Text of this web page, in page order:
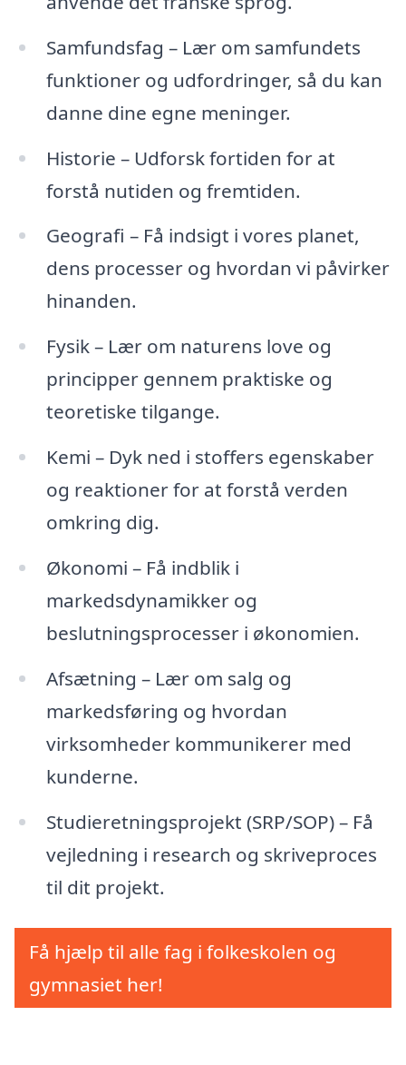
Samfundsfag – Lær om samfundets
funktioner og udfordringer, så du kan
danne dine egne meninger.
Historie – Udforsk fortiden for at
forstå nutiden og fremtiden.
Geografi – Få indsigt i vores planet,
dens processer og hvordan vi påvirker
hinanden.
Fysik – Lær om naturens love og
principper gennem praktiske og
teoretiske tilgange.
Kemi – Dyk ned i stoffers egenskaber
og reaktioner for at forstå verden
omkring dig.
Økonomi – Få indblik i
markedsdynamikker og
beslutningsprocesser i økonomien.
Afsætning – Lær om salg og
markedsføring og hvordan
virksomheder kommunikerer med
kunderne.
Studieretningsprojekt (SRP/SOP) – Få
vejledning i research og skriveproces
til dit projekt.
Få hjælp til alle fag i folkeskolen og
gymnasiet her!